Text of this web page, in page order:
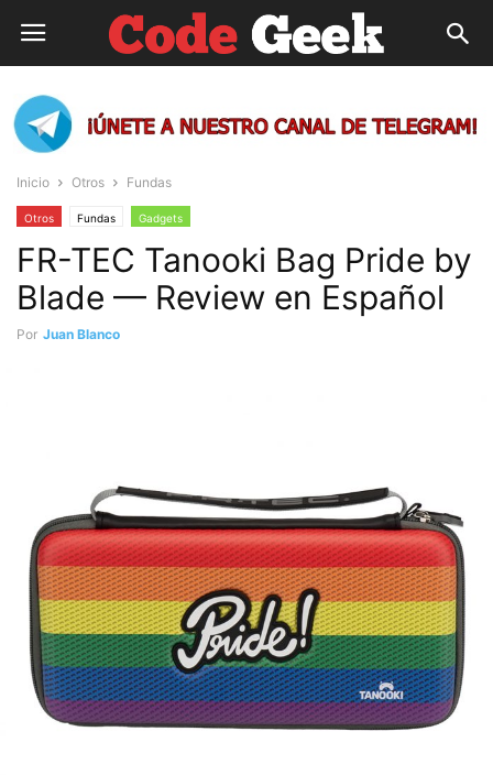
Inicio Otros Fundas
Otros Fundas Gadgets
FR-TEC Tanooki Bag Pride by
Blade — Review en Español
Por Juan Blanco